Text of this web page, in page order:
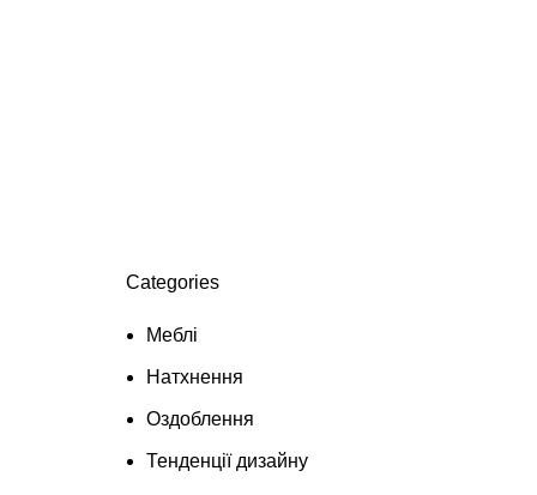
Categories
Меблі
Натхнення
Оздоблення
Тенденції дизайну